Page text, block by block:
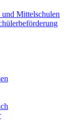
Mittelschulen